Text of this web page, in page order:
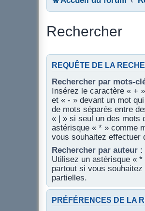
Rechercher
REQUÊTE DE LA
Rechercher par mots-
Insérez le caractère « +
et « - » devant un mot
de mots séparés entre
« | » si seul un des mots
astérisque « * » comme
vous souhaitez effectuer
Rechercher par auteur :
Utilisez un astérisque «
partout si vous
partielles.
PRÉFÉRENCES DE LA